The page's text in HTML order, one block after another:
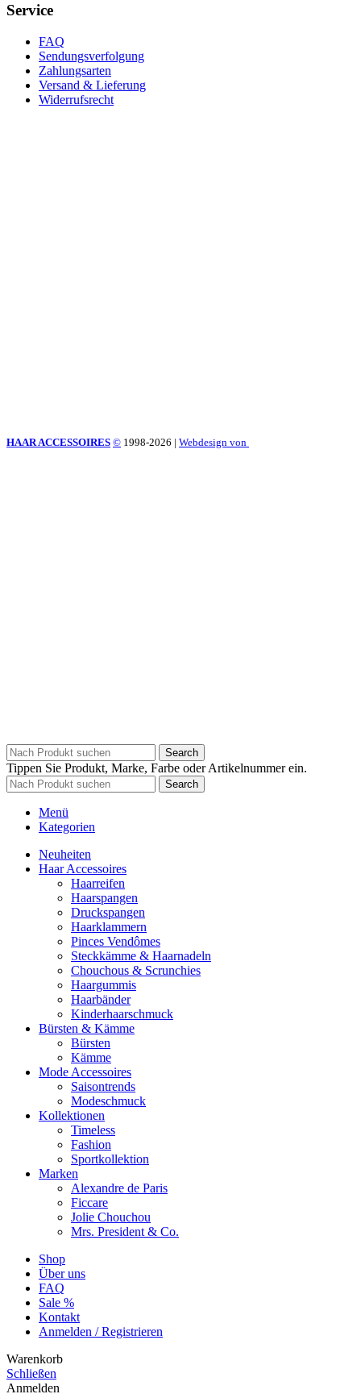
Service
FAQ
Sendungsverfolgung
Zahlungsarten
Versand & Lieferung
Widerrufsrecht
HAAR ACCESSOIRES © 1998-2026 | Webdesign von
Search
Tippen Sie Produkt, Marke, Farbe oder Artikelnummer ein.
Search
Menü
Kategorien
Neuheiten
Haar Accessoires
Haarreifen
Haarspangen
Druckspangen
Haarklammern
Pinces Vendômes
Steckkämme & Haarnadeln
Chouchous & Scrunchies
Haargummis
Haarbänder
Kinderhaarschmuck
Bürsten & Kämme
Bürsten
Kämme
Mode Accessoires
Saisontrends
Modeschmuck
Kollektionen
Timeless
Fashion
Sportkollektion
Marken
Alexandre de Paris
Ficcare
Jolie Chouchou
Mrs. President & Co.
Shop
Über uns
FAQ
Sale %
Kontakt
Anmelden / Registrieren
Warenkorb
Schließen
Anmelden